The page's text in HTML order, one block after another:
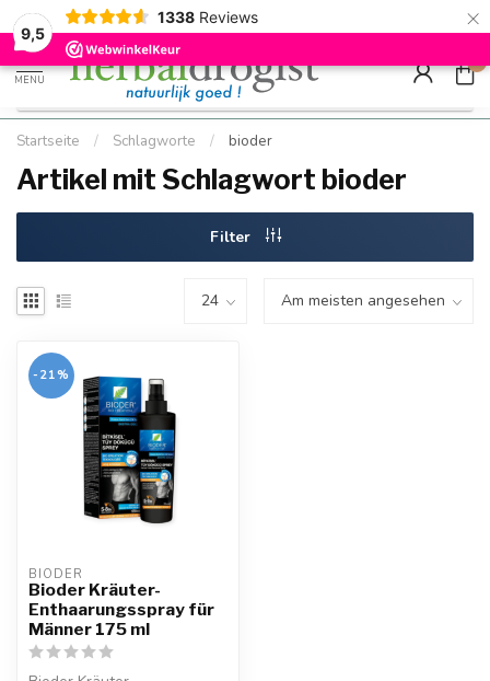
9,5
1338 Reviews ×
Kostenloser DE-Versand ab Mindestbestellwert |
Schnell geliefert
Minimum
Hızlı
MENU
0
Startseite / Schlagworte / bioder
Artikel mit Schlagwort bioder
Filter
-21%
BIODER
Bioder Kräuter-
Enthaarungsspray für
Männer 175 ml